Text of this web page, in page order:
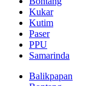
Kukar
Kutim
Paser
PPU
Samarinda
Balikpapan